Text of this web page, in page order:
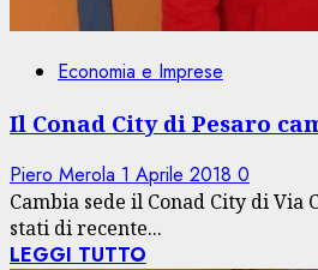
Economia e Imprese
Il Conad City di Pesaro
Piero Merola 1 Aprile 2018 0
Cambia sede il Conad City di Via
stati di recente...
LEGGI TUTTO